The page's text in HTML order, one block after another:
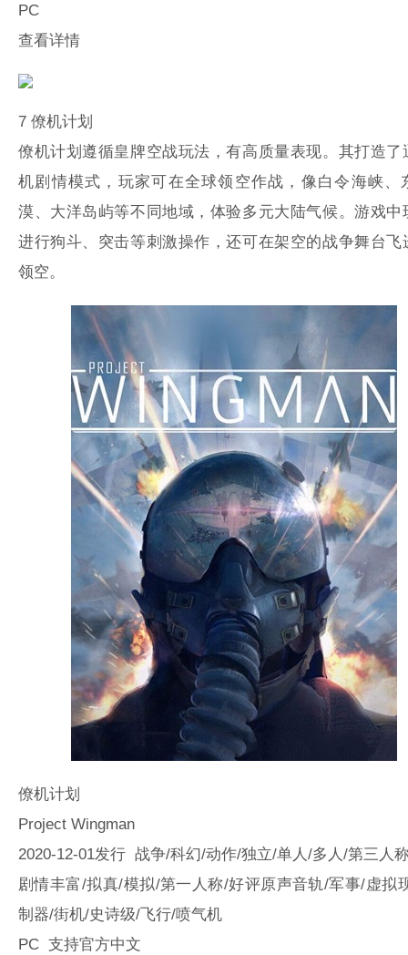
PC
查看详情
7 僚机计划
僚机计划遵循皇牌空战玩法，有高质量表现。其打造了
机剧情模式，玩家可在全球领空作战，像白令海峡、
漠、大洋岛屿等不同地域，体验多元大陆气候。游戏中
进行狗斗、突击等刺激操作，还可在架空的战争舞台飞
领空。
僚机计划
Project Wingman
2020-12-01发行 战争/科幻/动作/独立/单人/多人/第三人
剧情丰富/拟真/模拟/第一人称/好评原声音轨/军事/虚拟
制器/街机/史诗级/飞行/喷气机
PC 支持官方中文